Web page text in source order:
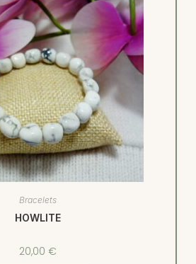
Bracelets
HOWLITE
20,00 €